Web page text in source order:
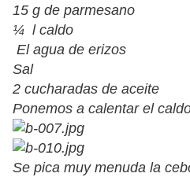
15 g de parmesano
¼ l caldo
El agua de erizos
Sal
2 cucharadas de aceite
Ponemos a calentar el
Se pica muy menuda la